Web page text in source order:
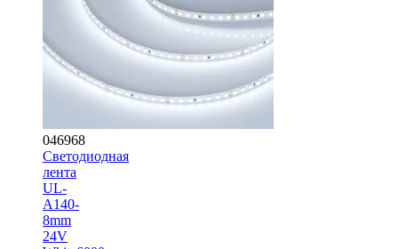
046968
Светодиодная
лента
UL-
A140-
8mm
24V